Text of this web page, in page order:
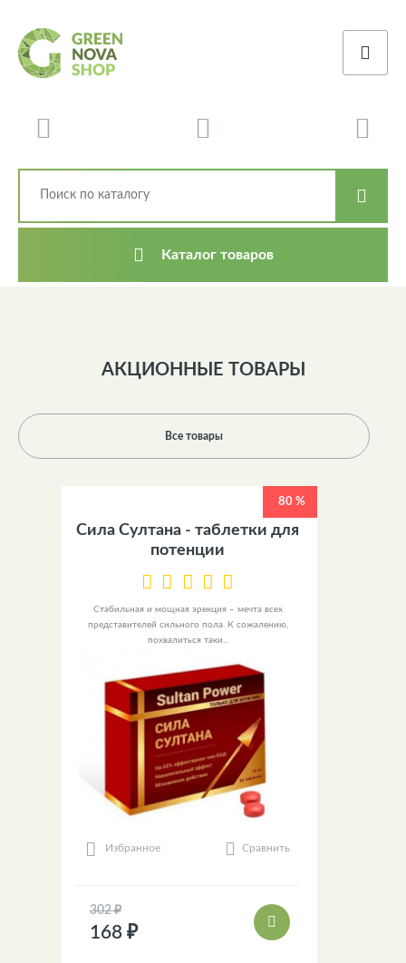
Каталог товаров
АКЦИОННЫЕ ТОВАРЫ
Все товары
80 %
Сила Султана - таблетки для
потенции
Стабильная и мощная эрекция – мечта всех
представителей сильного пола. К сожалению,
похвалиться таки...
Избранное Сравнить
302 ₽
168 ₽